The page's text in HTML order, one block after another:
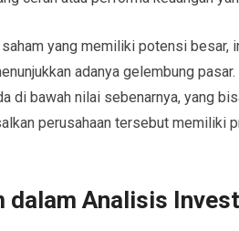
yang memiliki potensi besar,
adanya gelembung
di bawah nilai sebenarnya, yang
perusahaan tersebut memiliki
dalam Analisis